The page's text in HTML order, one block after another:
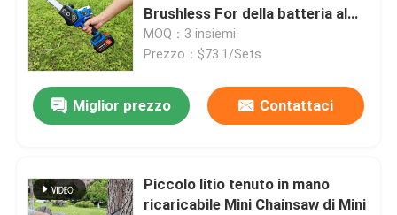
Video
Su di noi
display di fabbrica
Contattaci
Brushless For della batteria al
litio di 21V 8inch
MOQ：3 insiemi
Prezzo：$73.1/Sets
Miglior prezzo Contattaci
Piccolo litio tenuto in mano
ricaricabile Mini Chainsaw di Mini